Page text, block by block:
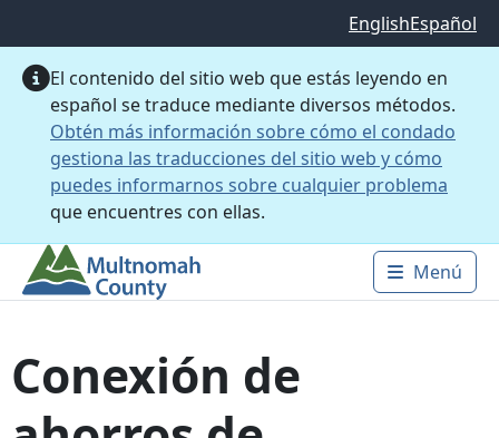
EnglishEspañol
El contenido del sitio web que estás leyendo en
español se traduce mediante diversos métodos.
Obtén más información sobre cómo el condado
gestiona las traducciones del sitio web y cómo
puedes informarnos sobre cualquier problema
que encuentres con ellas.
Main
Menú
Conexión de